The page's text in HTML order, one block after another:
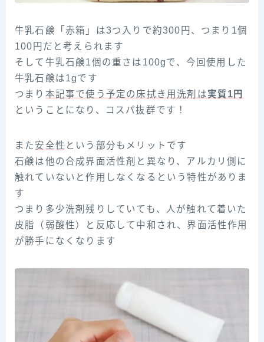
牛乳石鹸「赤箱」は3つ入りで約300円、つまり1個
100円だと考えられます
そして牛乳石鹸1個の重さは100gで、今回使用した
牛乳石鹸は1gです
つまり 本記事で使う予定の床拭き用洗剤は実質1円
ということになり、コスパ抜群です！
また 安全性 という部分もメリットです
石鹸は他の合成界面活性剤と異なり、アルカリ側に
触れていないと作用しなくなるという特性がありま
す
つまり多少洗剤残りしていても、人が触れて着いた
皮脂（弱酸性）と反応して中和され、界面活性作用
が勝手になくなります